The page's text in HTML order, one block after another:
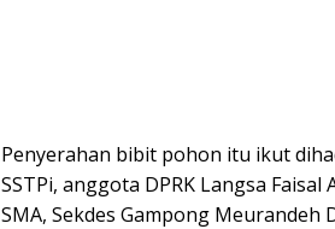
Penyerahan bibit pohon itu ikut
SSTPi, anggota DPRK Langsa
SMA, Sekdes Gampong Meurandeh